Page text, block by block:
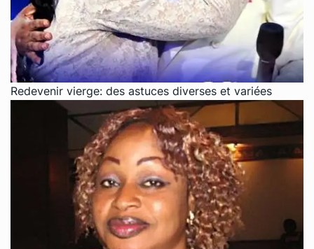
Redevenir vierge: des astuces diverses et variées